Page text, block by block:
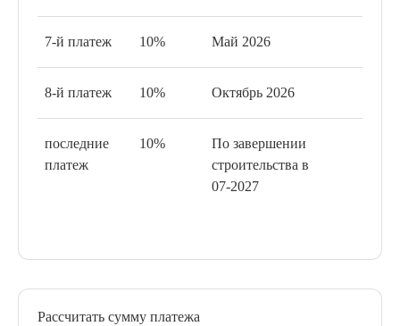
7-й платеж 10% Май 2026
8-й платеж 10% Октябрь 2026
последние
платеж
10%
По завершении
строительства в
07-2027
Рассчитать сумму платежа